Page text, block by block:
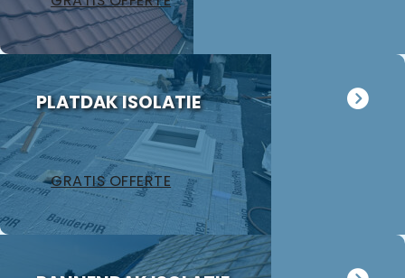
volgens Jan
PLATDAK ISOLATIE
GRATIS OFFERTE